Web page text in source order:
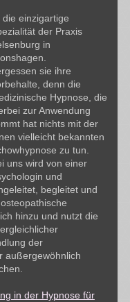
die einzigartige
der Praxis
in
sie ihre
denn die
Hypnose, die
zur Anwendung
hat nichts mit der
vielleicht bekannten
zu tun.
uns wird von einer
und
begleitet und
hinzu und nutzt die
der
außergewöhnlich
in der Hypnose für